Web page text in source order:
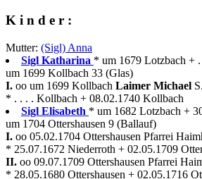
K i n d e r :
Mutter: (Sigl) Anna
Sigl Katharina * um 1679 Lotzbach +
um 1699 Kollbach 33 (Glas)
I. oo um 1699 Kollbach Laimer Michael
* . . . . Kollbach + 08.02.1740 Kollbach
Sigl Elisabeth * um 1682 Lotzbach +
um 1704 Ottershausen 9 (Ballauf)
I. oo 05.02.1704 Ottershausen Pfarrei
* 25.07.1672 Niederroth + 02.05.1709
II. oo 09.07.1709 Ottershausen Pfarrei
* 28.05.1680 Ottershausen + 02.05.1716